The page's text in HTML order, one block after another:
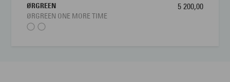
ØRGREEN
ØRGREEN ONE MORE TIME
5 200,00